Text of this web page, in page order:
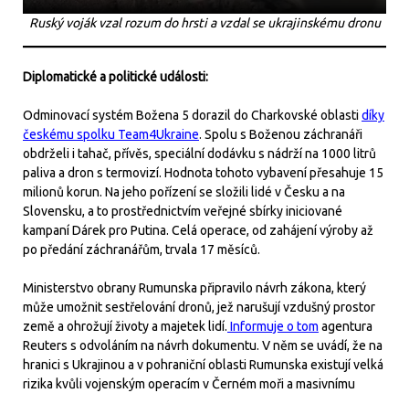
Ruský voják vzal rozum do hrsti a vzdal se ukrajinskému dronu
Diplomatické a politické události:
Odminovací systém Božena 5 dorazil do Charkovské oblastidíky
českému spolku Team4Ukraine. Spolu s Boženou záchranáři
obdrželi i tahač, přívěs, speciální dodávku s nádrží na 1000 litrů
paliva a dron s termovizí. Hodnota tohoto vybavení přesahuje 15
milionů korun. Na jeho pořízení se složili lidé v Česku a na
Slovensku, a to prostřednictvím veřejné sbírky iniciované
kampaní Dárek pro Putina. Celá operace, od zahájení výroby až
po předání záchranářům, trvala 17 měsíců.
Ministerstvo obrany Rumunska připravilo návrh zákona, který
může umožnit sestřelování dronů, jež narušují vzdušný prostor
země a ohrožují životy a majetek lidí. Informuje o tom agentura
Reuters s odvoláním na návrh dokumentu. V něm se uvádí, že na
hranici s Ukrajinou a v pohraniční oblasti Rumunska existují velká
rizika kvůli vojenským operacím v Černém moři a masivnímu